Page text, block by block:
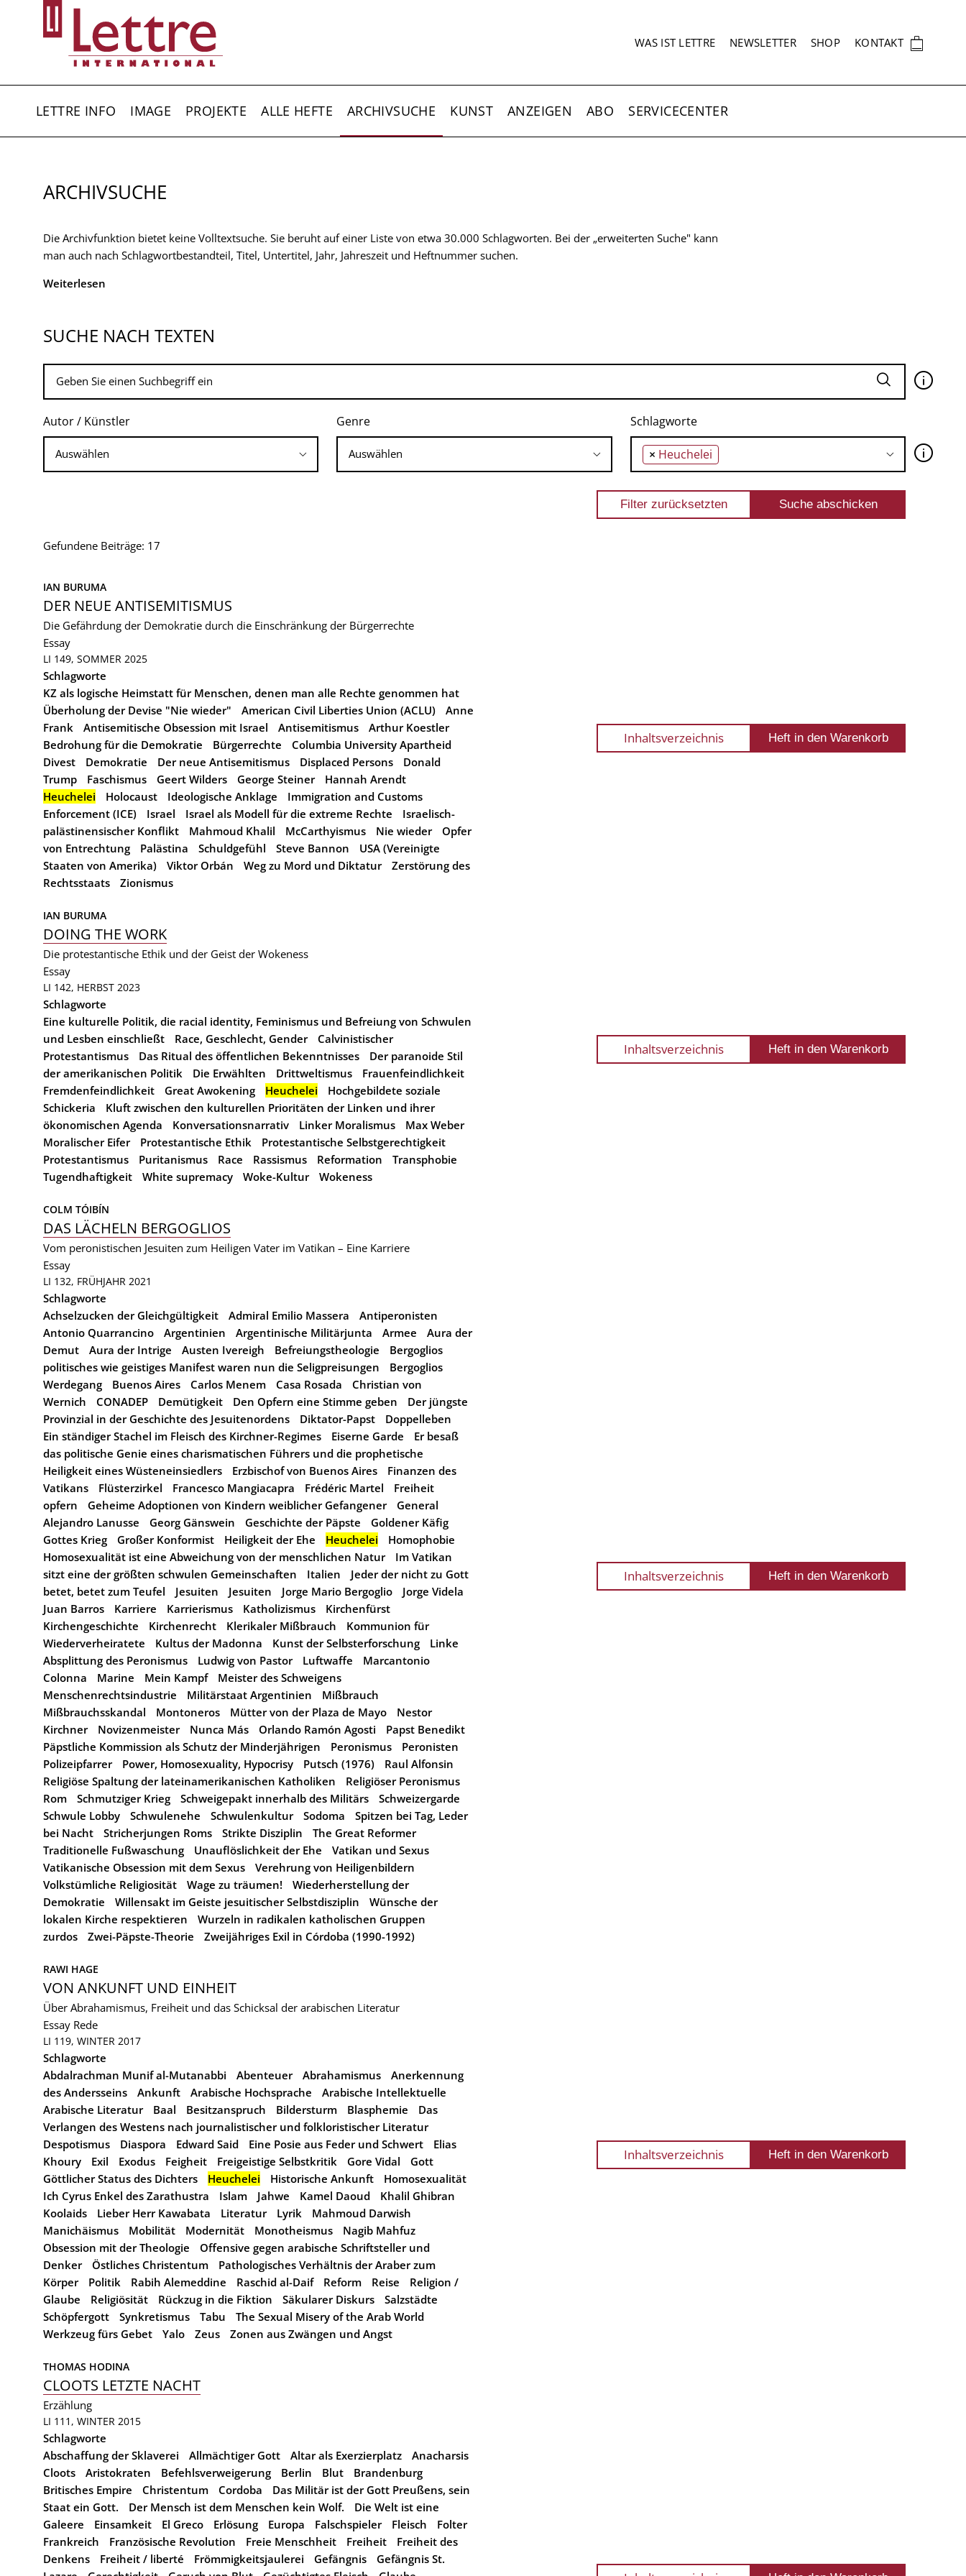
SEKUNDÄRNAVIGATION
WAS IST LETTRE NEWSLETTER SHOP KONTAKT 🛍
LETTRE INFO IMAGE PROJEKTE ALLE HEFTE ARCHIVSUCHE KUNST ANZEIGEN ABO SERVICECENTER
ARCHIVSUCHE
Die Archivfunktion bietet keine Volltextsuche. Sie beruht auf einer Liste von etwa 30.000 Schlagworten. Bei der „erweiterten Suche" kann
man auch nach Schlagwortbestandteil, Titel, Untertitel, Jahr, Jahreszeit und Heftnummer suchen.
Weiterlesen
SUCHE NACH TEXTEN
🛈
Autor / Künstler Genre Schlagworte
× Heuchelei 🛈
Gefundene Beiträge: 17
IAN BURUMA
DER NEUE ANTISEMITISMUS
Die Gefährdung der Demokratie durch die Einschränkung der Bürgerrechte
Essay
LI 149, SOMMER 2025
Schlagworte
KZ als logische Heimstatt für Menschen, denen man alle Rechte genommen hat
Überholung der Devise "Nie wieder"
American Civil Liberties Union (ACLU)
Anne
Frank
Antisemitische Obsession mit Israel Antisemitismus
Arthur Koestler
Bedrohung für die Demokratie
Bürgerrechte
Columbia University Apartheid
Divest
Demokratie Der neue Antisemitismus Displaced Persons
Donald
Trump
Faschismus Geert Wilders George Steiner
Hannah Arendt
Heuchelei
Holocaust Ideologische Anklage
Immigration and Customs
Enforcement (ICE)
Israel Israel als Modell für die extreme Rechte
Israelisch-
palästinensischer Konflikt
Mahmoud Khalil McCarthyismus Nie wieder
Opfer
von Entrechtung
Palästina Schuldgefühl Steve Bannon
USA (Vereinigte
Staaten von Amerika)
Viktor Orbán Weg zu Mord und Diktatur
Zerstörung des
Rechtsstaats
Zionismus
Inhaltsverzeichnis
IAN BURUMA
DOING THE WORK
Die protestantische Ethik und der Geist der Wokeness
Essay
LI 142, HERBST 2023
Schlagworte
Eine kulturelle Politik, die racial identity, Feminismus und Befreiung von Schwulen
und Lesben einschließt
Race, Geschlecht, Gender
Calvinistischer
Protestantismus
Das Ritual des öffentlichen Bekenntnisses
Der paranoide Stil
der amerikanischen Politik
Die Erwählten Drittweltismus
Frauenfeindlichkeit
Fremdenfeindlichkeit
Great Awokening Heuchelei
Hochgebildete soziale
Schickeria
Kluft zwischen den kulturellen Prioritäten der Linken und ihrer
ökonomischen Agenda
Konversationsnarrativ Linker Moralismus
Max Weber
Moralischer Eifer
Protestantische Ethik
Protestantische Selbstgerechtigkeit
Protestantismus
Puritanismus Race Rassismus Reformation
Transphobie
Tugendhaftigkeit
White supremacy Woke-Kultur Wokeness
Inhaltsverzeichnis
COLM TÓIBÍN
DAS LÄCHELN BERGOGLIOS
Vom peronistischen Jesuiten zum Heiligen Vater im Vatikan – Eine Karriere
Essay
LI 132, FRÜHJAHR 2021
Schlagworte
Achselzucken der Gleichgültigkeit
Admiral Emilio Massera
Antiperonisten
Antonio Quarrancino
Argentinien Argentinische Militärjunta Armee
Aura der
Demut
Aura der Intrige Austen Ivereigh Befreiungstheologie
Bergoglios
politisches wie geistiges Manifest waren nun die Seligpreisungen
Bergoglios
Werdegang
Buenos Aires Carlos Menem Casa Rosada
Christian von
Wernich
CONADEP Demütigkeit Den Opfern eine Stimme geben
Der jüngste
Provinzial in der Geschichte des Jesuitenordens
Diktator-Papst
Doppelleben
Ein ständiger Stachel im Fleisch des Kirchner-Regimes
Eiserne Garde
Er besaß
das politische Genie eines charismatischen Führers und die prophetische
Heiligkeit eines Wüsteneinsiedlers
Erzbischof von Buenos Aires
Finanzen des
Vatikans
Flüsterzirkel Francesco Mangiacapra Frédéric Martel
Freiheit
opfern
Geheime Adoptionen von Kindern weiblicher Gefangener
General
Alejandro Lanusse
Georg Gänswein Geschichte der Päpste
Goldener Käfig
Gottes Krieg
Großer Konformist Heiligkeit der Ehe Heuchelei
Homophobie
Homosexualität ist eine Abweichung von der menschlichen Natur
Im Vatikan
sitzt eine der größten schwulen Gemeinschaften
Italien
Jeder der nicht zu Gott
betet, betet zum Teufel
Jesuiten Jesuiten Jorge Mario Bergoglio
Jorge Videla
Juan Barros
Karriere Karrierismus Katholizismus
Kirchenfürst
Kirchengeschichte
Kirchenrecht Klerikaler Mißbrauch
Kommunion für
Wiederverheiratete
Kultus der Madonna Kunst der Selbsterforschung
Linke
Absplittung des Peronismus
Ludwig von Pastor Luftwaffe
Marcantonio
Colonna
Marine Mein Kampf
Meister des Schweigens
Menschenrechtsindustrie
Militärstaat Argentinien
Mißbrauch
Mißbrauchsskandal
Montoneros Mütter von der Plaza de Mayo
Nestor
Kirchner
Novizenmeister Nunca Más Orlando Ramón Agosti
Papst Benedikt
Päpstliche Kommission als Schutz der Minderjährigen
Peronismus
Peronisten
Polizeipfarrer
Power, Homosexuality, Hypocrisy Putsch (1976)
Raul Alfonsin
Religiöse Spaltung der lateinamerikanischen Katholiken
Religiöser Peronismus
Rom
Schmutziger Krieg Schweigepakt innerhalb des Militärs
Schweizergarde
Schwule Lobby
Schwulenehe Schwulenkultur Sodoma
Spitzen bei Tag, Leder
bei Nacht
Stricherjungen Roms Strikte Disziplin
The Great Reformer
Traditionelle Fußwaschung
Unauflöslichkeit der Ehe
Vatikan und Sexus
Vatikanische Obsession mit dem Sexus
Verehrung von Heiligenbildern
Volkstümliche Religiosität
Wage zu träumen!
Wiederherstellung der
Demokratie
Willensakt im Geiste jesuitischer Selbstdisziplin
Wünsche der
lokalen Kirche respektieren
Wurzeln in radikalen katholischen Gruppen
zurdos
Zwei-Päpste-Theorie Zweijähriges Exil in Córdoba (1990-1992)
Inhaltsverzeichnis
RAWI HAGE
VON ANKUNFT UND EINHEIT
Über Abrahamismus, Freiheit und das Schicksal der arabischen Literatur
Essay Rede
LI 119, WINTER 2017
Schlagworte
Abdalrachman Munif al-Mutanabbi
Abenteuer Abrahamismus
Anerkennung
des Andersseins
Ankunft Arabische Hochsprache
Arabische Intellektuelle
Arabische Literatur
Baal Besitzanspruch Bildersturm Blasphemie
Das
Verlangen des Westens nach journalistischer und folkloristischer Literatur
Despotismus
Diaspora Edward Said Eine Posie aus Feder und Schwert
Elias
Khoury
Exil Exodus Feigheit Freigeistige Selbstkritik Gore Vidal
Gott
Göttlicher Status des Dichters
Heuchelei Historische Ankunft
Homosexualität
Ich Cyrus Enkel des Zarathustra
Islam Jahwe Kamel Daoud
Khalil Ghibran
Koolaids
Lieber Herr Kawabata Literatur Lyrik
Mahmoud Darwish
Manichäismus
Mobilität Modernität Monotheismus
Nagib Mahfuz
Obsession mit der Theologie
Offensive gegen arabische Schriftsteller und
Denker
Östliches Christentum
Pathologisches Verhältnis der Araber zum
Körper
Politik Rabih Alemeddine Raschid al-Daif Reform Reise
Religion /
Glaube
Religiösität Rückzug in die Fiktion Säkularer Diskurs
Salzstädte
Schöpfergott
Synkretismus Tabu
The Sexual Misery of the Arab World
Werkzeug fürs Gebet
Yalo Zeus Zonen aus Zwängen und Angst
Inhaltsverzeichnis
THOMAS HODINA
CLOOTS LETZTE NACHT
Erzählung
LI 111, WINTER 2015
Schlagworte
Abschaffung der Sklaverei
Allmächtiger Gott Altar als Exerzierplatz
Anacharsis
Cloots
Aristokraten Befehlsverweigerung Berlin Blut
Brandenburg
Britisches Empire
Christentum Cordoba
Das Militär ist der Gott Preußens, sein
Staat ein Gott.
Der Mensch ist dem Menschen kein Wolf.
Die Welt ist eine
Galeere
Einsamkeit El Greco Erlösung Europa Falschspieler Fleisch
Folter
Frankreich
Französische Revolution Freie Menschheit Freiheit
Freiheit des
Denkens
Freiheit / liberté Frömmigkeitsjaulerei Gefängnis
Gefängnis St.